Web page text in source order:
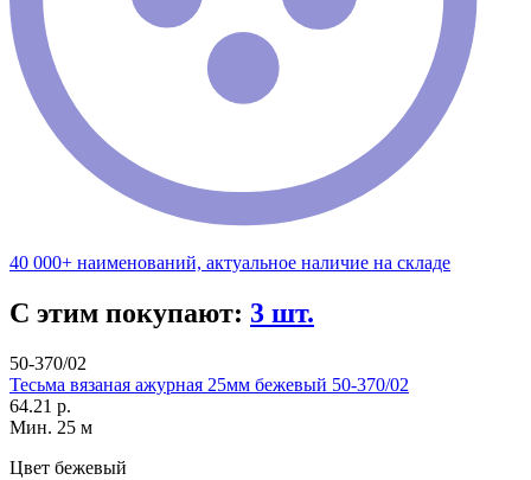
40 000+ наименований, актуальное наличие на складе
С этим покупают: 3 шт.
50-370/02
Тесьма вязаная ажурная 25мм бежевый 50-370/02
64.21 р.
Мин. 25 м
Цвет бежевый